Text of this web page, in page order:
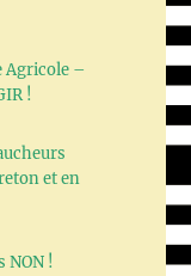
Agricole –
!
et en
NON !